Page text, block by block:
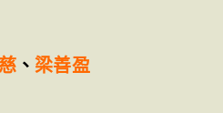
、梁善盈